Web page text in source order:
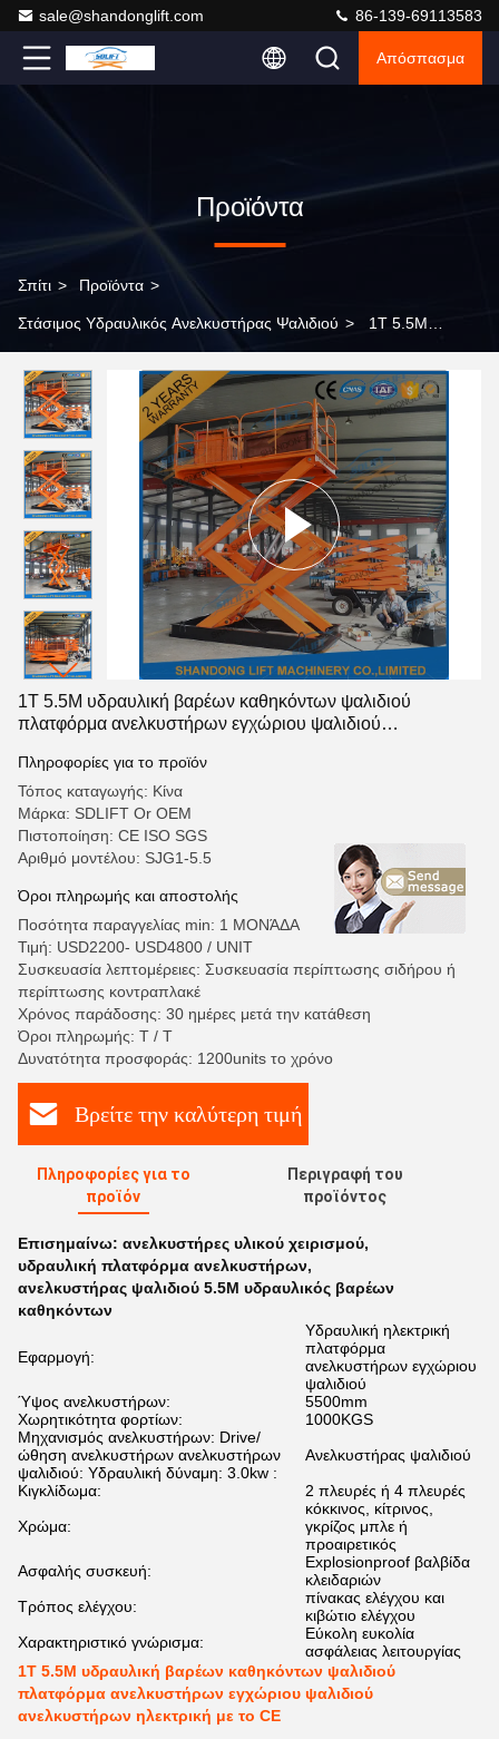
sale@shandonglift.com 86-139-69113583
Απόσπασμα
Προϊόντα
Σπίτι > Προϊόντα >
Στάσιμος Υδραυλικός Ανελκυστήρας Ψαλιδιού > 1T 5.5M
ανελκυστήρων εγχώριου ψαλιδιού ανελκυστήρων ηλεκτρική με το
CE
1T 5.5M υδραυλική βαρέων καθηκόντων ψαλιδιού
πλατφόρμα ανελκυστήρων εγχώριου ψαλιδιού
Πληροφορίες για το προϊόν
Τόπος καταγωγής: Κίνα
Μάρκα: SDLIFT Or OEM
Πιστοποίηση: CE ISO SGS
Αριθμό μοντέλου: SJG1-5.5
Όροι πληρωμής και αποστολής
Ποσότητα παραγγελίας min: 1 ΜΟΝΆΔΑ
Τιμή: USD2200- USD4800 / UNIT
Συσκευασία λεπτομέρειες: Συσκευασία περίπτωσης σιδήρου ή
περίπτωσης κοντραπλακέ
Χρόνος παράδοσης: 30 ημέρες μετά την κατάθεση
Όροι πληρωμής: T / T
Δυνατότητα προσφοράς: 1200units το χρόνο
Βρείτε την καλύτερη τιμή
Πληροφορίες για το
προϊόν
Περιγραφή του
προϊόντος
Επισημαίνω: ανελκυστήρες υλικού χειρισμού,
υδραυλική πλατφόρμα ανελκυστήρων,
ανελκυστήρας ψαλιδιού 5.5M υδραυλικός βαρέων
καθηκόντων
Εφαρμογή:
Υδραυλική ηλεκτρική
πλατφόρμα
ανελκυστήρων εγχώριου
ψαλιδιού
Ύψος ανελκυστήρων:
5500mm
Χωρητικότητα φορτίων:
1000KGS
Μηχανισμός ανελκυστήρων: Drive/
ώθηση ανελκυστήρων ανελκυστήρων
ψαλιδιού: Υδραυλική δύναμη: 3.0kw :
Ανελκυστήρας ψαλιδιού
Κιγκλίδωμα:
2 πλευρές ή 4 πλευρές
Χρώμα:
κόκκινος, κίτρινος,
γκρίζος μπλε ή
προαιρετικός
Ασφαλής συσκευή:
Explosionproof βαλβίδα
κλειδαριών
Τρόπος ελέγχου:
πίνακας ελέγχου και
κιβώτιο ελέγχου
Χαρακτηριστικό γνώρισμα:
Εύκολη ευκολία
ασφάλειας λειτουργίας
1T 5.5M υδραυλική βαρέων καθηκόντων ψαλιδιού
πλατφόρμα ανελκυστήρων εγχώριου ψαλιδιού
ανελκυστήρων ηλεκτρική με το CE